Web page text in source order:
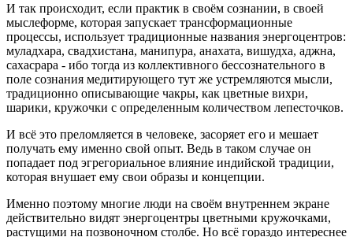
И так происходит, если практик в своём сознании, в своей
мыслеформе, которая запускает трансформационные
процессы, использует традиционные названия энергоцентров:
муладхара, свадхистана, манипура, анахата, вишудха, аджна,
сахасрара - ибо тогда из коллективного бессознательного в
поле сознания медитирующего тут же устремляются мысли,
традиционно описывающие чакры, как цветные вихри,
шарики, кружочки с определенным количеством лепесточков.
И всё это преломляется в человеке, засоряет его и мешает
получать ему именно свой опыт. Ведь в таком случае он
попадает под эгрегориальное влияние индийской традиции,
которая внушает ему свои образы и концепции.
Именно поэтому многие люди на своём внутреннем экране
действительно видят энергоцентры цветными кружочками,
растущими на позвоночном столбе. Но всё гораздо интереснее